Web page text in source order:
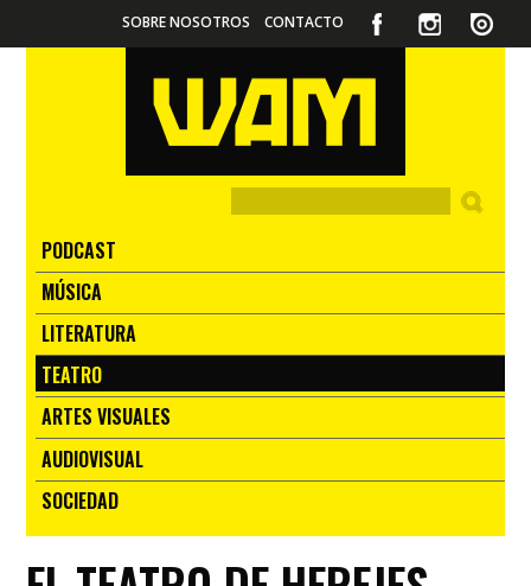
SOBRE NOSOTROS CONTACTO
PODCAST
MÚSICA
LITERATURA
TEATRO
ARTES VISUALES
AUDIOVISUAL
SOCIEDAD